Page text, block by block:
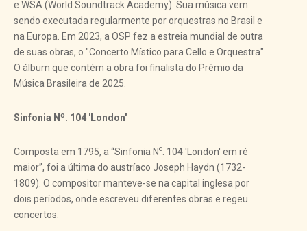
e WSA (World Soundtrack Academy). Sua música vem
sendo executada regularmente por orquestras no Brasil e
na Europa. Em 2023, a OSP fez a estreia mundial de outra
de suas obras, o "Concerto Místico para Cello e Orquestra".
O álbum que contém a obra foi finalista do Prêmio da
Música Brasileira de 2025.
Sinfonia N o. 104 'London'
Composta em 1795, a “Sinfonia No . 104 'London' em ré
maior”, foi a última do austríaco Joseph Haydn (1732-
1809). O compositor manteve-se na capital inglesa por
dois períodos, onde escreveu diferentes obras e regeu
concertos.